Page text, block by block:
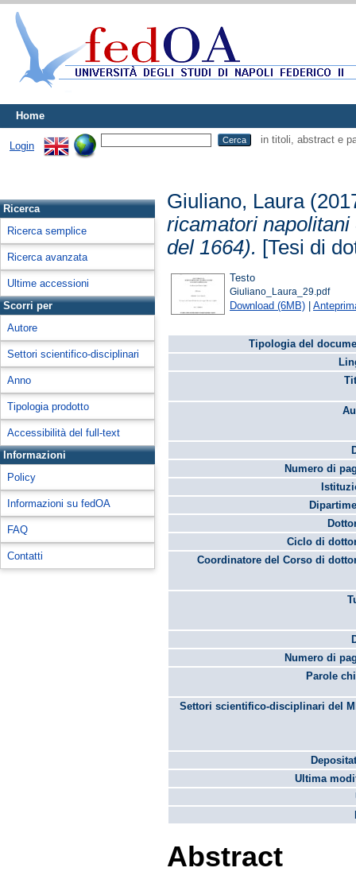
Home
Login
in titoli, abstract e
Ricerca
Ricerca semplice
Ricerca avanzata
Ultime accessioni
Scorri per
Autore
Settori scientifico-disciplinari
Anno
Tipologia prodotto
Accessibilità del full-text
Informazioni
Policy
Informazioni su fedOA
FAQ
Contatti
Giuliano, Laura
ricamatori
del 1664). [Tesi di
Testo
Giuliano_Laura_29.pdf
Download (6MB) |
Tipologia del
Numero di
Ciclo di
Coordinatore del Corso di
Numero di
Parole
Settori scientifico-disciplinari del
Ultima
Abstract